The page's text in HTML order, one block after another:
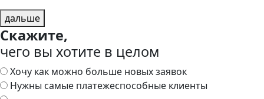
дальше
Скажите,
чего вы хотите в целом
Хочу как можно больше новых заявок
Нужны самые платежеспособные клиенты